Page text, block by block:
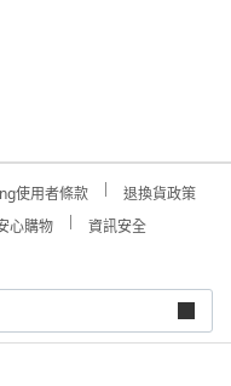
使用者條款
退換貨政策
心購物
資訊安全